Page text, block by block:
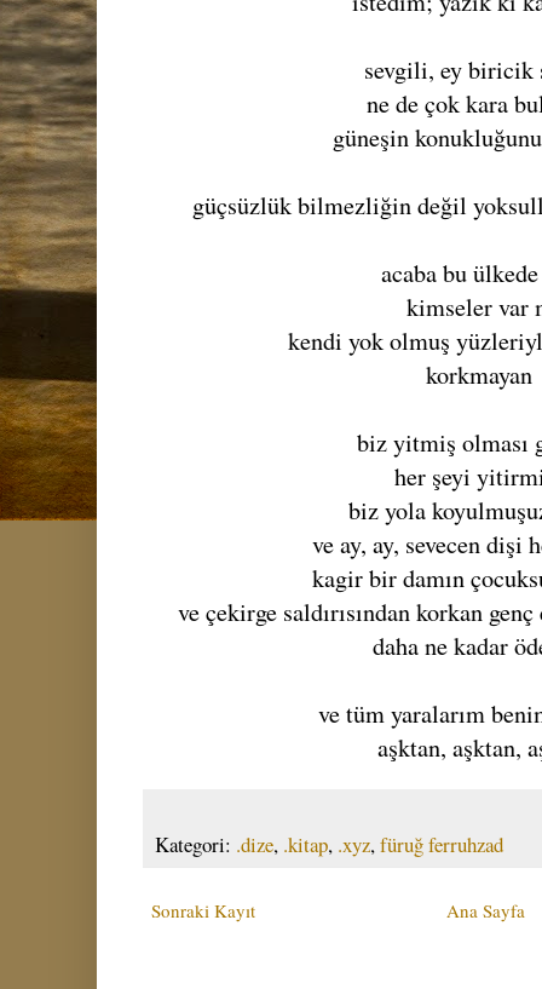
sevgili, ey biricik
ne de çok kara
güneşin
güçsüzlük bilmezliğin değil
acaba bu
kimseler var
kendi yok olmuş
korkmayan
biz yitmiş olması
her şeyi
biz yola
ve ay, ay, sevecen dişi
kagir bir damın
ve çekirge saldırısından korkan
daha ne kadar
ve tüm yaralarım
aşktan, aşktan,
Kategori: .dize, .kitap, .xyz,füruğ ferruhzad
Sonraki Kayıt Ana Sayfa